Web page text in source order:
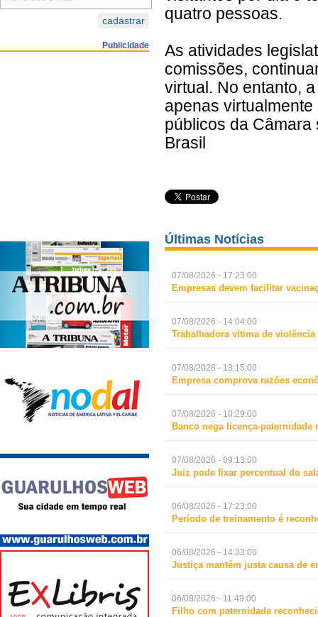
Publicidade
quatro pessoas.
As atividades
comissões,
virtual. No entanto,
apenas
públicos da Câmara
Brasil
Últimas Notícias
07/08/2026 - 17:23:00
Empresas devem facilitar
07/08/2026 - 14:04:00
Trabalhadora vítima de
07/08/2026 - 13:15:00
Empresa comprova razões
07/08/2026 - 10:29:00
Banco nega licença-
07/08/2026 - 09:13:00
Juiz pode fixar percentual do
06/08/2026 - 17:23:00
Período de treinamento é
06/08/2026 - 14:33:00
Justiça mantém justa causa de
06/08/2026 - 11:49:00
Filho com paternidade